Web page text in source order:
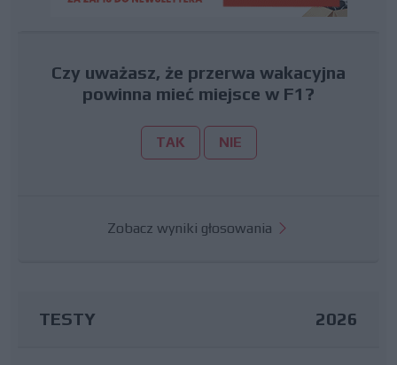
Czy uważasz, że przerwa wakacyjna
powinna mieć miejsce w F1?
TAK NIE
Zobacz wyniki głosowania
TESTY 2026